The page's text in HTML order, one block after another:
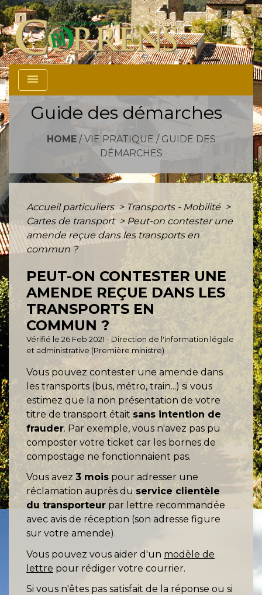
menu
Guide des démarches
HOME/ VIE PRATIQUE / GUIDE DES
DÉMARCHES
Accueil particuliers > Transports - Mobilité >
Cartes de transport> Peut-on contester une
amende reçue dans les transports en
commun ?
PEUT-ON CONTESTER UNE
AMENDE REÇUE DANS LES
TRANSPORTS EN
COMMUN ?
Vérifié le 26 Feb 2021 - Direction de l'information légale
et administrative (Première ministre)
Vous pouvez contester une amende dans
les transports (bus, métro, train...) si vous
estimez que la non présentation de votre
titre de transport était sans intention de
frauder. Par exemple, vous n'avez pas pu
composter votre ticket car les bornes de
compostage ne fonctionnaient pas.
Vous avez 3 mois pour adresser une
réclamation auprès duservice clientèle
du transporteur par lettre recommandée
avec avis de réception (son adresse figure
sur votre amende).
Vous pouvez vous aider d'un modèle de
lettre pour rédiger votre courrier.
Si vous n'êtes pas satisfait de la réponse ou si